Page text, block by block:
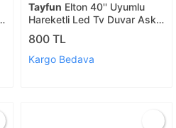
Tayfun Elton 40'' Uyumlu
Hareketli Led Tv Duvar Askı
Aparatı
800 TL
Kargo Bedava